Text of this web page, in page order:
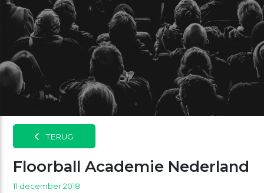
TERUG
Floorball Academie Nederland
11 december 2018